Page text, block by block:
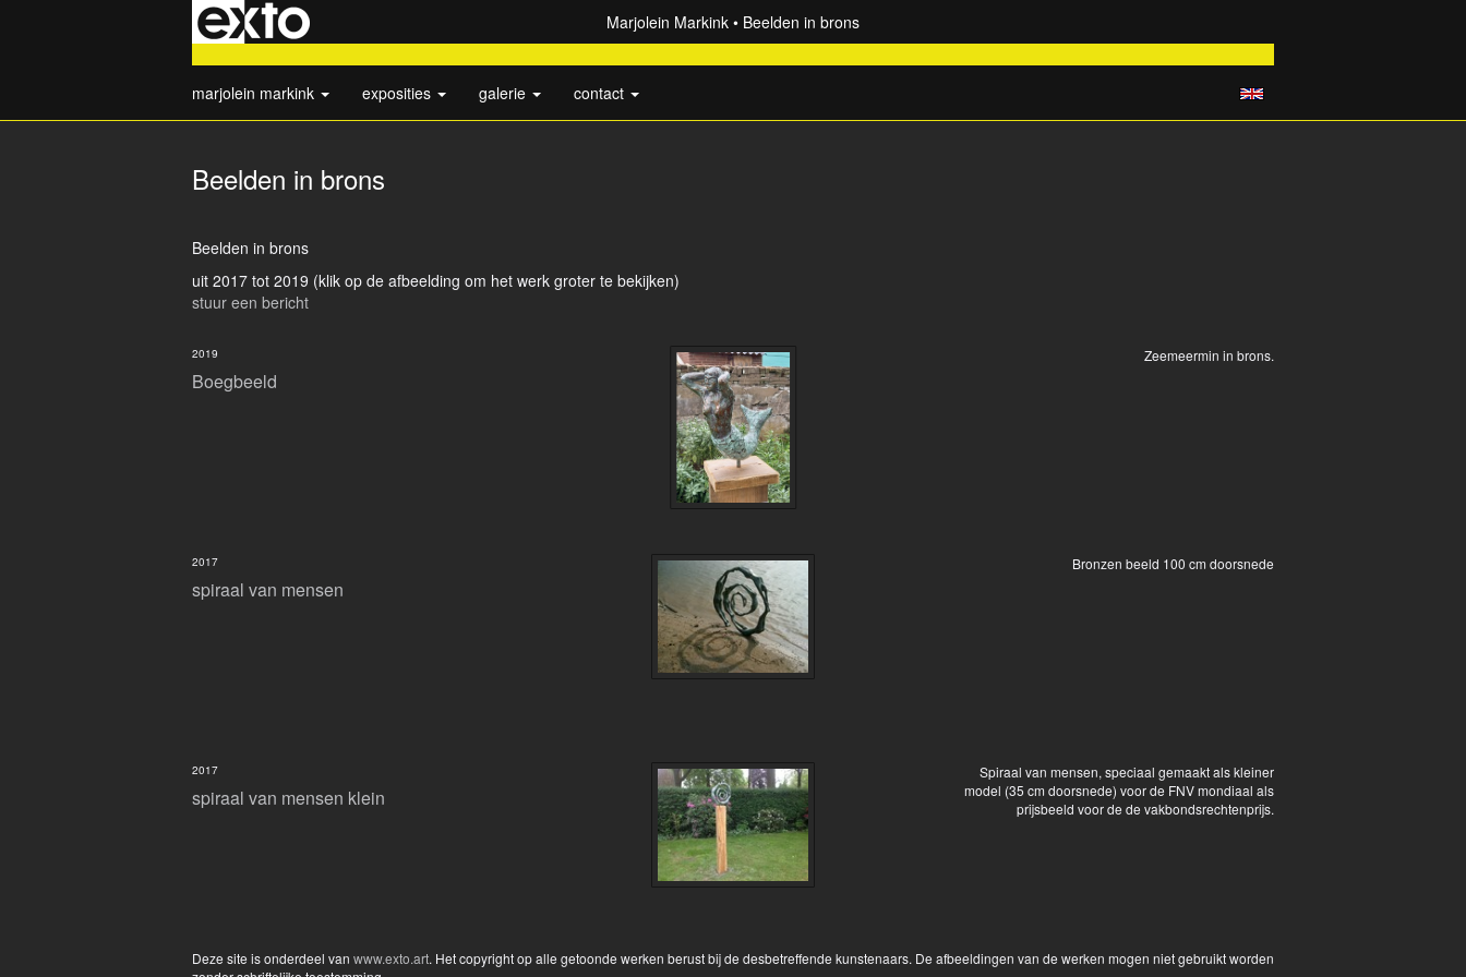
Marjolein Markink Beelden in brons
marjolein markink exposities galerie contact
Beelden in brons
Beelden in brons
uit 2017 tot 2019 (klik op de afbeelding om het werk groter te bekijken)
stuur een bericht
Boegbeeld
2019 Zeemeermin in brons.
spiraal van mensen
2017 Bronzen beeld 100 cm doorsnede
spiraal van mensen klein
2017
Spiraal van mensen, speciaal gemaakt als kleiner
model (35 cm doorsnede) voor de FNV mondiaal als
prijsbeeld voor de de vakbondsrechtenprijs.
Deze site is onderdeel van www.exto.art. Het copyright op alle getoonde werken berust bij de desbetreffende kunstenaars. De afbeeldingen van de werken mogen niet gebruikt worden